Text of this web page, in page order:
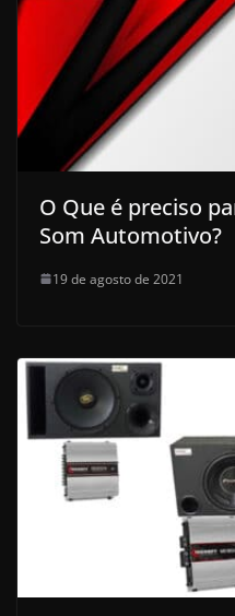
O Que é preciso
Som Automotivo?
19 de agosto de 2021